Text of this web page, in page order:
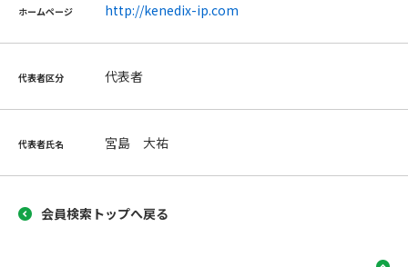
ホームページ http://kenedix-ip.com
代表者区分 代表者
代表者氏名 宮島 大祐
会員検索トップへ戻る